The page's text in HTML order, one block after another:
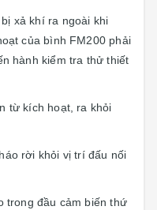
xả khí ra ngoài khi
của bình FM200 phải
hành kiểm tra thử thiết
từ kích hoạt, ra khỏi
rời khỏi vị trí đấu nối
trong đầu cảm biến thứ